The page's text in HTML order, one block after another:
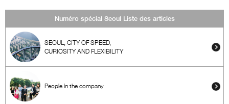
Numéro spécial Seoul Liste des articles
SEOUL, CITY OF SPEED,
CURIOSITY AND FLEXIBILITY
People in the company